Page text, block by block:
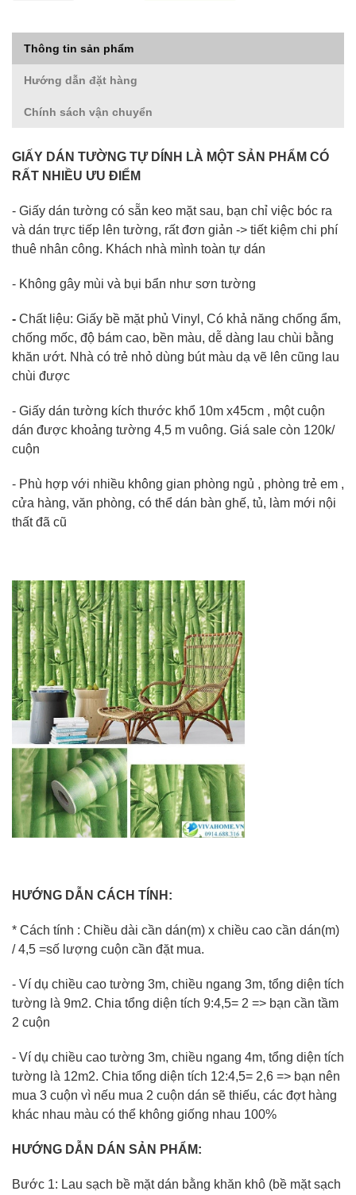
Thông tin sản phẩm
Hướng dẫn đặt hàng
Chính sách vận chuyển
GIẤY DÁN TƯỜNG TỰ DÍNH LÀ MỘT SẢN PHẨM CÓ
RẤT NHIỀU ƯU ĐIỂM
- Giấy dán tường có sẵn keo mặt sau, bạn chỉ việc bóc ra
và dán trực tiếp lên tường, rất đơn giản -> tiết kiệm chi phí
thuê nhân công. Khách nhà mình toàn tự dán
- Không gây mùi và bụi bẩn như sơn tường
- Chất liệu: Giấy bề mặt phủ Vinyl, Có khả năng chống ẩm,
chống mốc, độ bám cao, bền màu, dễ dàng lau chùi bằng
khăn ướt. Nhà có trẻ nhỏ dùng bút màu dạ vẽ lên cũng lau
chùi được
- Giấy dán tường kích thước khổ 10m x45cm , một cuộn
dán được khoảng tường 4,5 m vuông. Giá sale còn 120k/
cuộn
- Phù hợp với nhiều không gian phòng ngủ , phòng trẻ em ,
cửa hàng, văn phòng, có thể dán bàn ghế, tủ, làm mới nội
thất đã cũ
HƯỚNG DẪN CÁCH TÍNH:
* Cách tính : Chiều dài cần dán(m) x chiều cao cần dán(m)
/ 4,5 =số lượng cuộn cần đặt mua.
- Ví dụ chiều cao tường 3m, chiều ngang 3m, tổng diện tích
tường là 9m2. Chia tổng diện tích 9:4,5= 2 => bạn cần tầm
2 cuộn
- Ví dụ chiều cao tường 3m, chiều ngang 4m, tổng diện tích
tường là 12m2. Chia tổng diện tích 12:4,5= 2,6 => bạn nên
mua 3 cuộn vì nếu mua 2 cuộn dán sẽ thiếu, các đợt hàng
khác nhau màu có thể không giống nhau 100%
HƯỚNG DẪN DÁN SẢN PHẨM:
Bước 1: Lau sạch bề mặt dán bằng khăn khô (bề mặt sạch